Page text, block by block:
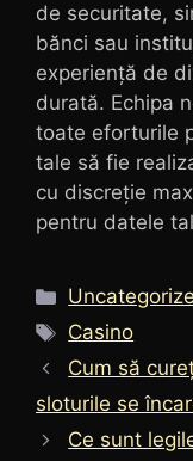
de securitate,
bănci sau
experiență de
durată. Echipa
toate eforturile
tale să fie
cu discreție
pentru datele
Categorii
Etichete
Casino
Cum să
sloturile se
Ce sunt